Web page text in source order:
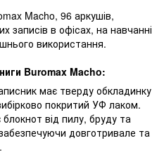
Macho, 96 аркушів,
записів в офісах, на навчанні
використання.
Buromax Macho:
має тверду обкладинку
покритий УФ лаком.
від пилу, бруду та
довготривале та